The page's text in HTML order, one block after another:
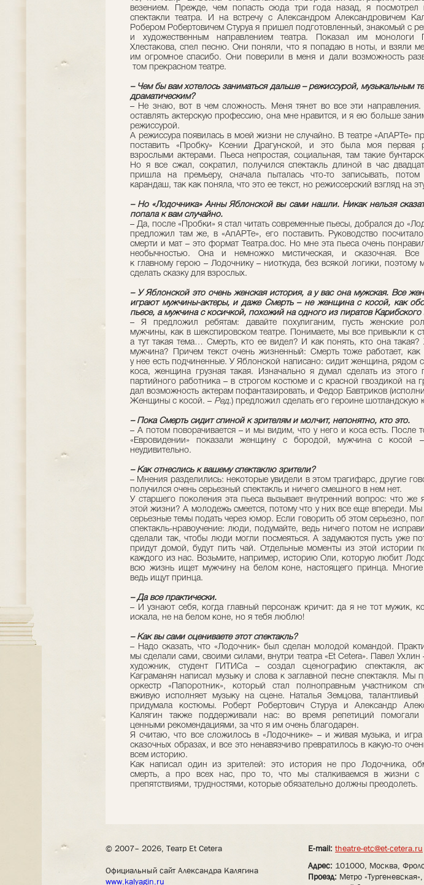
везением. Прежде, чем попасть сюда три года назад, я посмотрел
спектакли театра. И на встречу с Александром Александровичем
Робером Робертовичем Стуруа я пришел подготовленный, знакомый с
и художественным направлением театра. Показал им монологи
Хлестакова, спел песню. Они поняли, что я попадаю в ноты, и взяли
им огромное спасибо. Они поверили в меня и дали возможность
том прекрасном театре.
– Чем бы вам хотелось заниматься дальше – режиссурой, музыкальным
драматическим?
– Не знаю, вот в чем сложность. Меня тянет во все эти
оставлять актерскую профессию, она мне нравится, и я ею больше
режиссурой.
А режиссура появилась в моей жизни не случайно. В театре «АпАРТе»
поставить «Пробку» Ксении Драгунской, и это была моя первая
взрослыми актерами. Пьеса непростая, социальная, там такие
Но я все сжал, сократил, получился спектакль длиной в час
пришла на премьеру, сначала пыталась что-то записывать, потом
карандаш, так как поняла, что это ее текст, но режиссерский взгляд на
– Но «Лодочника» Анны Яблонской вы сами нашли. Никак нельзя
попала к вам случайно.
– Да, после «Пробки» я стал читать современные пьесы, добрался до
предложил там же, в «АпАРТе», его поставить. Руководство
смерти и мат – это формат Театра.doc. Но мне эта пьеса очень
необычностью. Она и немножко мистическая, и сказочная. Все
к главному герою – Лодочнику – ниоткуда, без всякой логики, поэтому
сделать сказку для взрослых.
– У Яблонской это очень женская история, а у вас она мужская. Все
играют мужчины-актеры, и даже Смерть – не женщина с косой, как
пьесе, а мужчина с косичкой, похожий на одного из пиратов Карибского
– Я предложил ребятам: давайте похулиганим, пусть женские
мужчины, как в шекспировском театре. Понимаете, мы все привыкли к
а тут такая тема… Смерть, кто ее видел? И как понять, кто она
мужчина? Причем текст очень жизненный: Смерть тоже работает,
у нее есть подчиненные. У Яблонской написано: сидит женщина, рядом с
коса, женщина грузная такая. Изначально я думал сделать из этого
партийного работника – в строгом костюме и с красной гвоздикой на
дал возможность актерам пофантазировать, и Федор Бавтриков
Женщины с косой. – Ред.) предложил сделать его героине шотландскую
– Пока Смерть сидит спиной к зрителям и молчит, непонятно, кто это.
– А потом поворачивается – и мы видим, что у него и коса есть. После
«Евровидении» показали женщину с бородой, мужчина с косой
неудивительно.
– Как отнеслись к вашему спектаклю зрители?
– Мнения разделились: некоторые увидели в этом трагифарс, другие
получился очень серьезный спектакль и ничего смешного в нем нет.
У старшего поколения эта пьеса вызывает внутренний вопрос: что же
этой жизни? А молодежь смеется, потому что у них все еще впереди. Мы
серьезные темы подать через юмор. Если говорить об этом серьезно,
спектакль-нравоучение: люди, подумайте, ведь ничего потом не
сделали так, чтобы люди могли посмеяться. А задумаются пусть уже
придут домой, будут пить чай. Отдельные моменты из этой истории
каждого из нас. Возьмите, например, историю Оли, которую любит
всю жизнь ищет мужчину на белом коне, настоящего принца.
ведь ищут принца.
– Да все практически.
– И узнают себя, когда главный персонаж кричит: да я не тот мужик,
искала, не на белом коне, но я тебя люблю!
– Как вы сами оцениваете этот спектакль?
– Надо сказать, что «Лодочник» был сделан молодой командой.
мы сделали сами, своими силами, внутри театра «Et Cetera». Павел Ухлин
художник, студент ГИТИСа – создал сценографию спектакля,
Каграманян написал музыку и слова к заглавной песне спектакля. Мы
оркестр «Папоротник», который стал полноправным участником
вживую исполняет музыку на сцене. Наталья Земцова, талантливый
придумала костюмы. Роберт Робертович Стуруа и Александр
Калягин также поддерживали нас: во время репетиций помогали
ценными рекомендациями, за что я им очень благодарен.
Я считаю, что все сложилось в «Лодочнике» – и живая музыка, и игра
сказочных образах, и все это ненавязчиво превратилось в какую-то
всем историю.
Как написал один из зрителей: это история не про Лодочника,
смерть, а про всех нас, про то, что мы сталкиваемся в жизни с
препятствиями, трудностями, которые обязательно должны преодолеть.
© 2007– 2026, Театр Et Cetera
Официальный сайт Александра Калягина
www.kalyagin.ru
E-mail: theatre-etc@et-cetera.ru
Адрес: 101000, Москва,
Проезд: Метро